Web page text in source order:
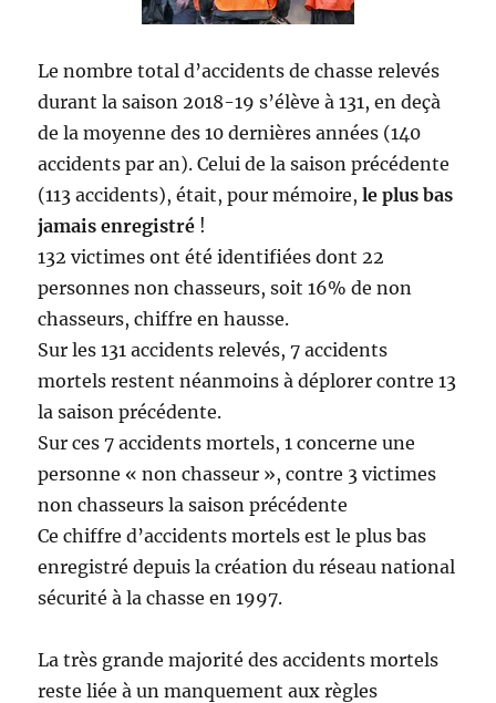
Le nombre total d’accidents de chasse relevés
durant la saison 2018-19 s’élève à 131, en deçà
de la moyenne des 10 dernières années (140
accidents par an). Celui de la saison précédente
(113 accidents), était, pour mémoire, le plus bas
jamais enregistré !
132 victimes ont été identifiées dont 22
personnes non chasseurs, soit 16% de non
chasseurs, chiffre en hausse.
Sur les 131 accidents relevés, 7 accidents
mortels restent néanmoins à déplorer contre 13
la saison précédente.
Sur ces 7 accidents mortels, 1 concerne une
personne « non chasseur », contre 3 victimes
non chasseurs la saison précédente
Ce chiffre d’accidents mortels est le plus bas
enregistré depuis la création du réseau national
sécurité à la chasse en 1997.
La très grande majorité des accidents mortels
reste liée à un manquement aux règles